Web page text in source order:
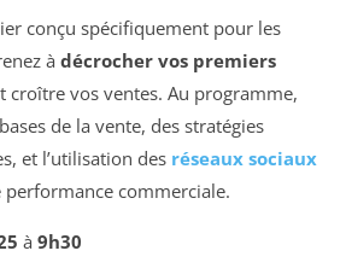
conçu spécifiquement pour les
à décrocher vos premiers
croître vos ventes. Au programme,
de la vente, des stratégies
et l’utilisation des réseaux sociaux
commerciale.
à 9h30